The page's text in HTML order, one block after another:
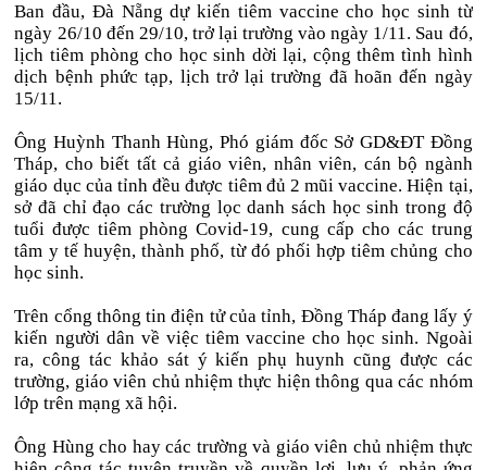
Ban đầu, Đà Nẵng dự kiến tiêm vaccine cho học sinh từ
ngày 26/10 đến 29/10, trở lại trường vào ngày 1/11. Sau đó,
lịch tiêm phòng cho học sinh dời lại, cộng thêm tình hình
dịch bệnh phức tạp, lịch trở lại trường đã hoãn đến ngày
15/11.
Ông Huỳnh Thanh Hùng, Phó giám đốc Sở GD&ĐT Đồng
Tháp, cho biết tất cả giáo viên, nhân viên, cán bộ ngành
giáo dục của tỉnh đều được tiêm đủ 2 mũi vaccine. Hiện tại,
sở đã chỉ đạo các trường lọc danh sách học sinh trong độ
tuổi được tiêm phòng Covid-19, cung cấp cho các trung
tâm y tế huyện, thành phố, từ đó phối hợp tiêm chủng cho
học sinh.
Trên cổng thông tin điện tử của tỉnh, Đồng Tháp đang lấy ý
kiến người dân về việc tiêm vaccine cho học sinh. Ngoài
ra, công tác khảo sát ý kiến phụ huynh cũng được các
trường, giáo viên chủ nhiệm thực hiện thông qua các nhóm
lớp trên mạng xã hội.
Ông Hùng cho hay các trường và giáo viên chủ nhiệm thực